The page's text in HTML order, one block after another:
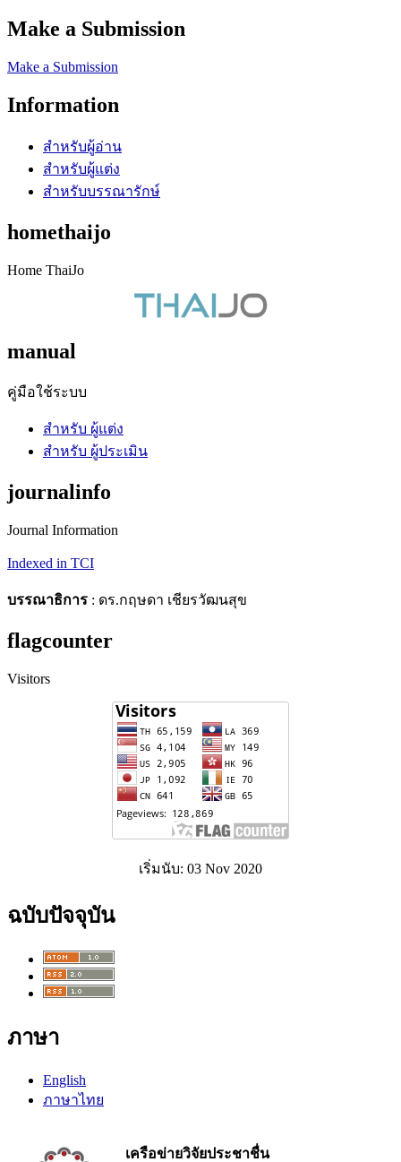
Make a Submission
Make a Submission
Information
สำหรับผู้อ่าน
สำหรับผู้แต่ง
สำหรับบรรณารักษ์
homethaijo
Home ThaiJo
manual
คู่มือใช้ระบบ
สำหรับ ผู้แต่ง
สำหรับ ผู้ประเมิน
journalinfo
Journal Information
Indexed in TCI
บรรณาธิการ : ดร.กฤษดา เชียรวัฒนสุข
flagcounter
Visitors
เริ่มนับ: 03 Nov 2020
ฉบับปัจจุบัน
ภาษา
English
ภาษาไทย
เครือข่ายวิจัยประชาชื่น